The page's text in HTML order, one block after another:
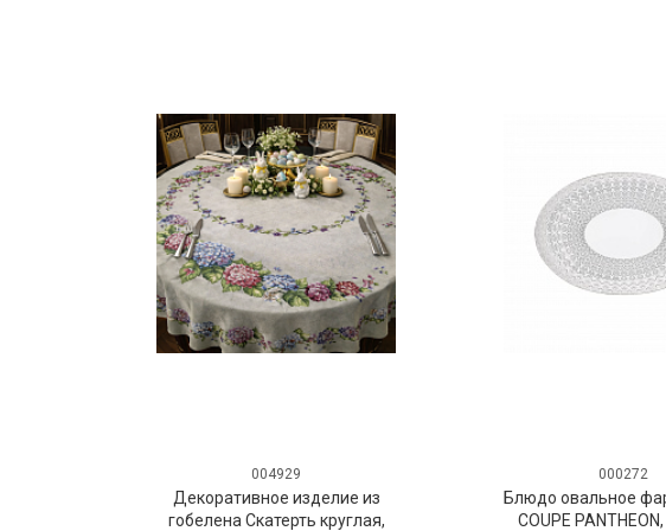
004929
Декоративное изделие из
гобелена Скатерть круглая,
000272
Блюдо овальное
COUPE